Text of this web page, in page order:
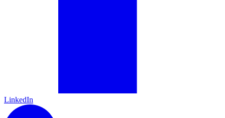
LinkedIn